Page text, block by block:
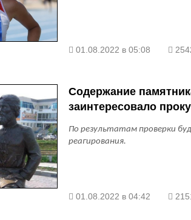
01.08.2022 в 05:08
Содержание
заинтересовало
По результатам проверки
реагирования.
01.08.2022 в 04:42